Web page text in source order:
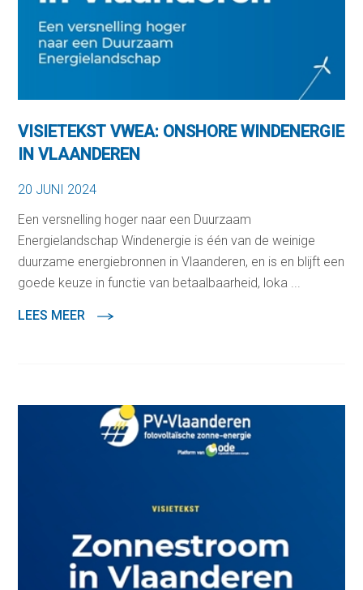
VISIETEKST VWEA: ONSHORE WINDENERGIE
IN VLAANDEREN
20 JUNI 2024
Een versnelling hoger naar een Duurzaam
Energielandschap Windenergie is één van de weinige
duurzame energiebronnen in Vlaanderen, en is en blijft een
goede keuze in functie van betaalbaarheid, loka ...
LEES MEER